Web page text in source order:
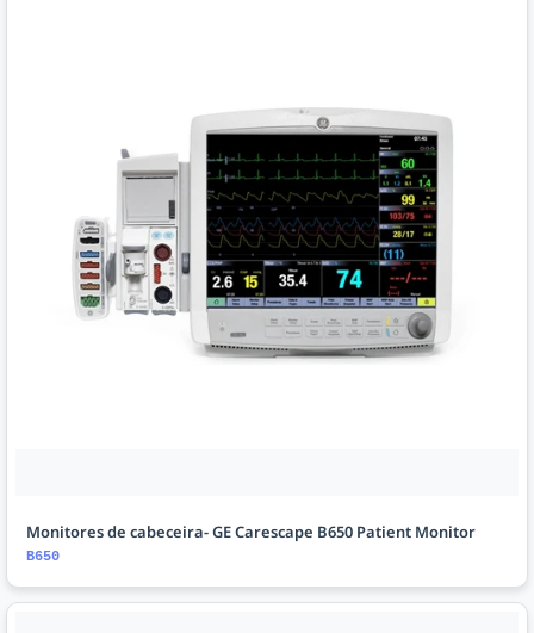
Monitores de cabeceira- GE Carescape B650 Patient Monitor
B650